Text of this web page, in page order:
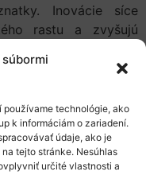
technológie, ako
k informáciám o zariadení.
údaje, ako je
tejto stránke. Nesúhlas
určité vlastnosti a
Inovácie síce
rastu a zvyšujú
môžete nájsť